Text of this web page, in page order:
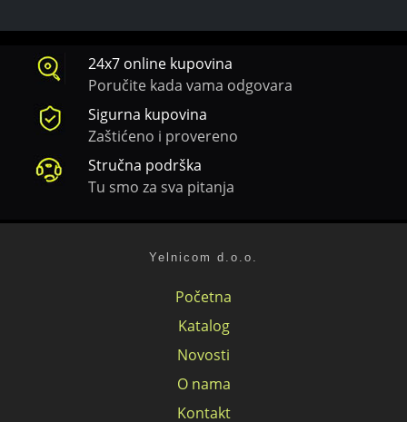
24x7 online kupovina
Poručite kada vama odgovara
Sigurna kupovina
Zaštićeno i provereno
Stručna podrška
Tu smo za sva pitanja
Yelnicom d.o.o.
Početna
Katalog
Novosti
O nama
Kontakt